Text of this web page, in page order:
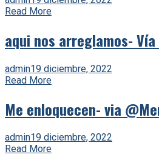
Read More
aqui nos arreglamos-
admin19 diciembre, 2022
Read More
Me enloquecen- via
admin19 diciembre, 2022
Read More